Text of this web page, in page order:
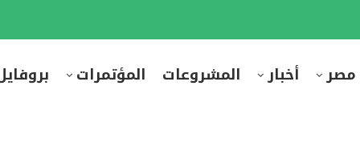
مصر أخبار المشروعات المؤتمرات